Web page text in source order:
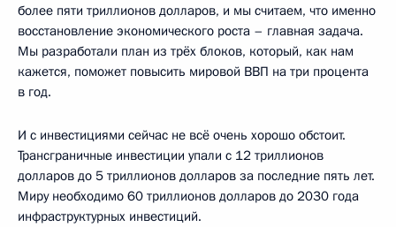
более пяти триллионов долларов, и мы считаем, что именно
восстановление экономического роста – главная задача.
Мы разработали план из трёх блоков, который, как нам
кажется, поможет повысить мировой ВВП на три процента
в год.
И с инвестициями сейчас не всё очень хорошо обстоит.
Трансграничные инвестиции упали с 12 триллионов
долларов до 5 триллионов долларов за последние пять лет.
Миру необходимо 60 триллионов долларов до 2030 года
инфраструктурных инвестиций.